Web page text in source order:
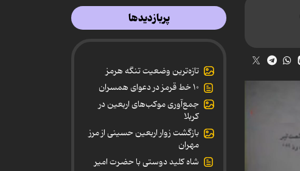
پربازدیدها
تازه‌ترین وضعیت تنگه هرمز
۱۰ خط قرمز در دعوای همسران
جمع‌آوری موکب‌های اربعین در
کربلا
بازگشت زوار اربعین حسینی از مرز
مهران
شاه کلید دوستی با حضرت امیر